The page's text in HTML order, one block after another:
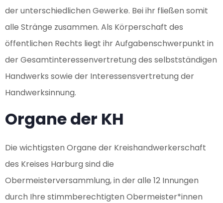
der unterschiedlichen Gewerke. Bei ihr fließen somit
alle Stränge zusammen. Als Körperschaft des
öffentlichen Rechts liegt ihr Aufgabenschwerpunkt in
der Gesamtinteressenvertretung des selbstständigen
Handwerks sowie der Interessensvertretung der
Handwerksinnung.
Organe der KH
Die wichtigsten Organe der Kreishandwerkerschaft
des Kreises Harburg sind die
Obermeisterversammlung, in der alle 12 Innungen
durch Ihre stimmberechtigten Obermeister*innen